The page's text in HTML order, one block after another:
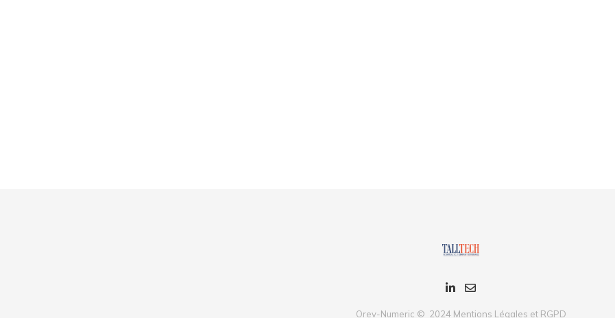
Orev-Numeric © 2024 Mentions Légales et RGPD